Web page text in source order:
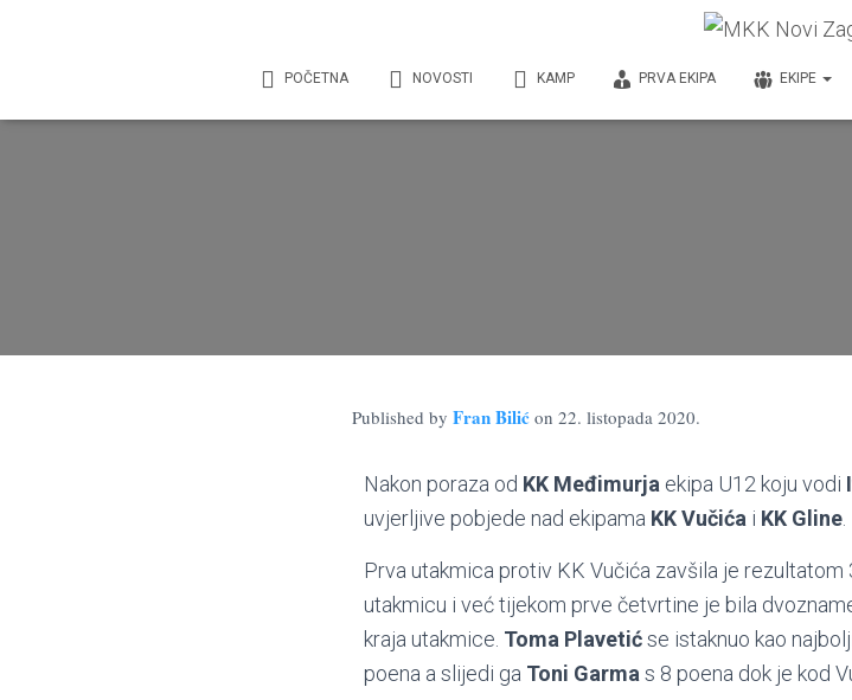
POČETNA NOVOSTI KAMP PRVA EKIPA EKIPE
Published by Fran Bilić on 22. listopada 2020.
Nakon poraza od KK Međimurja ekipa U12 koju vodi
uvjerljive pobjede nad ekipama KK Vučića i KK Gline
Prva utakmica protiv KK Vučića zavšila je rezultatom
utakmicu i već tijekom prve četvrtine je bila
kraja utakmice. Toma Plavetićse istaknuo kao
poena a slijedi ga Toni Garma s 8 poena dok je kod